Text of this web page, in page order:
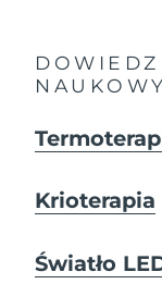
Krioterapia
Światło